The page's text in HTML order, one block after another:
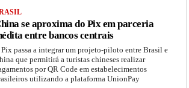
se aproxima do Pix em parceria
entre bancos centrais
Pix passa a integrar um projeto-piloto entre Brasil e
que permitirá a turistas chineses realizar
por QR Code em estabelecimentos
utilizando a plataforma UnionPay